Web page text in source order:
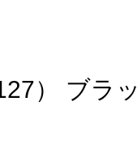
） ブラ